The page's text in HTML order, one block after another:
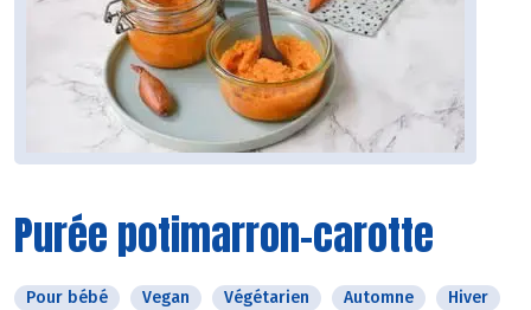
Purée potimarron-carotte
Pour bébé Vegan Végétarien Automne Hiver